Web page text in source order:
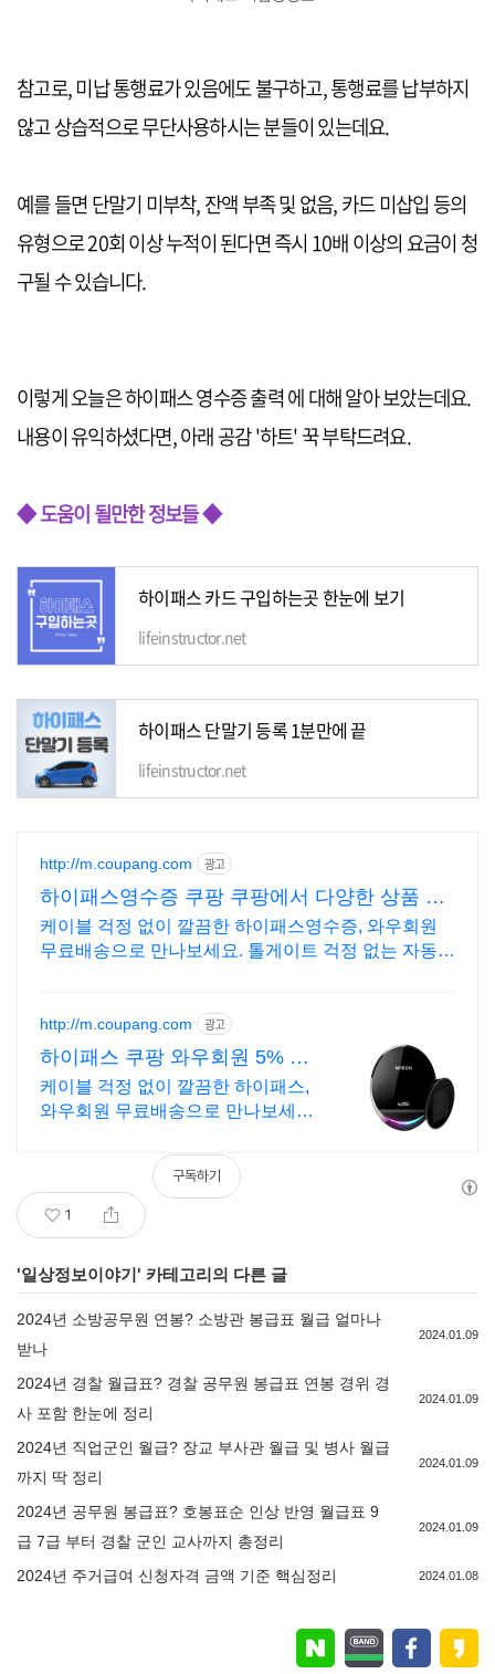
참고로, 미납 통행료가 있음에도 불구하고, 통행료를 납부하지
않고 상습적으로 무단사용하시는 분들이 있는데요.
예를 들면 단말기 미부착, 잔액 부족 및 없음, 카드 미삽입 등의
유형으로 20회 이상 누적이 된다면 즉시 10배 이상의 요금이 청
구될 수 있습니다.
이렇게 오늘은 하이패스 영수증 출력 에 대해 알아 보았는데요.
내용이 유익하셨다면, 아래 공감 '하트' 꾹 부탁드려요.
◆ 도움이 될만한 정보들 ◆
하이패스 카드 구입하는곳 한눈에 보기
lifeinstructor.net
하이패스 단말기 등록 1분만에 끝
lifeinstructor.net
http://m.coupang.com 광고
하이패스영수증 쿠팡 쿠팡에서 다양한 상품 비
교
케이블 걱정 없이 깔끔한 하이패스영수증, 와우회원
무료배송으로 만나보세요. 톨게이트 걱정 없는 자동충
http://m.coupang.com 광고
하이패스 쿠팡 와우회원 5% 캐
시 적립
케이블 걱정 없이 깔끔한 하이패스,
와우회원 무료배송으로 만나보세요.
선 하이패스로 편리함을 누리세요.
1
구독하기
'일상정보이야기' 카테고리의 다른 글
2024년 소방공무원 연봉? 소방관 봉급표 월급 얼마나
받나
2024.01.09
2024년 경찰 월급표? 경찰 공무원 봉급표 연봉 경위 경
사 포함 한눈에 정리
2024.01.09
2024년 직업군인 월급? 장교 부사관 월급 및 병사 월급
까지 딱 정리
2024.01.09
2024년 공무원 봉급표? 호봉표순 인상 반영 월급표 9
급 7급 부터 경찰 군인 교사까지 총정리
2024.01.09
2024년 주거급여 신청자격 금액 기준 핵심정리 2024.01.08